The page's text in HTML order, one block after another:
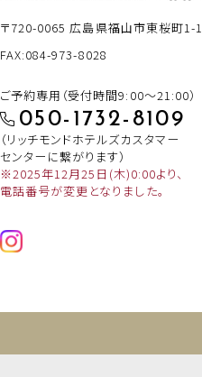
〒720-0065広島県福山市東桜町1-1
FAX:084-973-8028
ご予約専用（受付時間9:00～21:00）
050-1732-8109
（リッチモンドホテルズカスタマー
センターに繋がります）
※2025年12月25日(木)0:00より、
電話番号が変更となりました。